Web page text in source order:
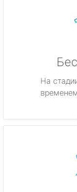
На